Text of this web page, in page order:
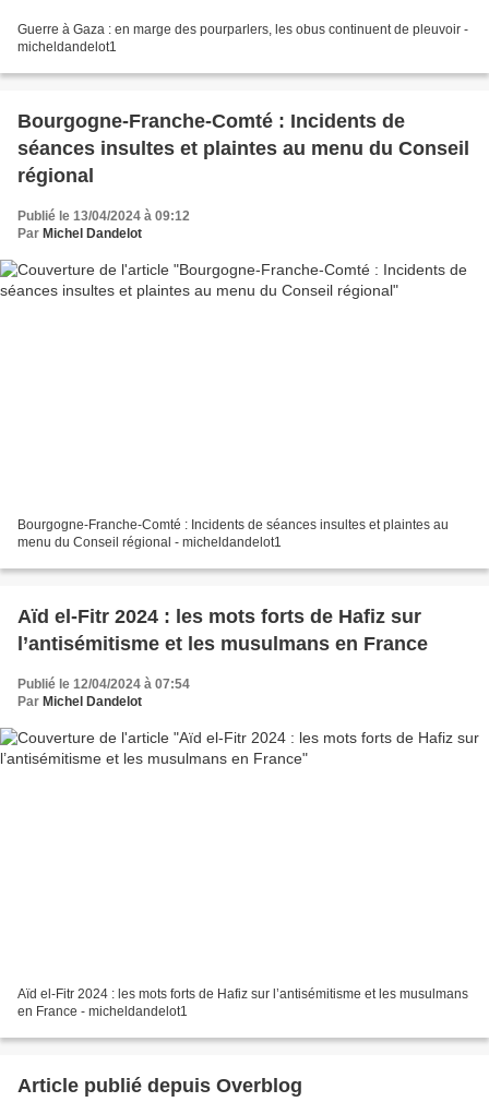
Guerre à Gaza : en marge des pourparlers, les obus continuent de pleuvoir -
micheldandelot1
Bourgogne-Franche-Comté : Incidents de
séances insultes et plaintes au menu du Conseil
régional
Publié le 13/04/2024 à 09:12
Par Michel Dandelot
Bourgogne-Franche-Comté : Incidents de séances insultes et plaintes au
menu du Conseil régional - micheldandelot1
Aïd el-Fitr 2024 : les mots forts de Hafiz sur
l’antisémitisme et les musulmans en France
Publié le 12/04/2024 à 07:54
Par Michel Dandelot
Aïd el-Fitr 2024 : les mots forts de Hafiz sur l’antisémitisme et les musulmans
en France - micheldandelot1
Article publié depuis Overblog